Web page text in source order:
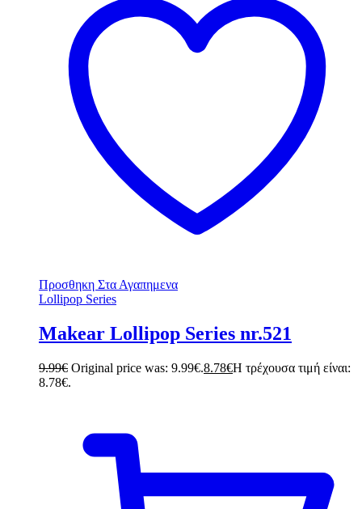
Προσθηκη Στα Αγαπημενα
Lollipop Series
Makear Lollipop Series nr.521
9.99€ Original price was: 9.99€.8.78€Η τρέχουσα τιμή είναι:
8.78€.